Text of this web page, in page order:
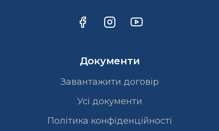
Документи
Завантажити договір
Усі документи
Політика конфіденційності